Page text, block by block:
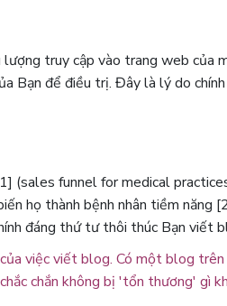
truy cập vào trang web của
Bạn để điều trị. Đây là lý do
(sales funnel for medical
họ thành bệnh nhân tiềm năng
đáng thứ tư thôi thúc Bạn viết
việc viết blog. Có một blog
chắn không bị 'tổn thương' gì